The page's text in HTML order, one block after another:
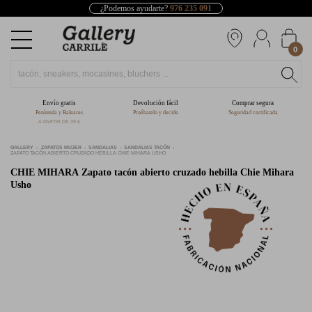
¿Podemos ayudarte? 976 235 091
0
Envío gratis
Península y Baleares
A PARTIR DE 39 €
Devolución fácil
Pruébatelo y decide
Comprar segura
Seguridad certificada
GALLERY ZAPATOS MUJER SANDALIAS
SANDALIAS TACÓN
ZAPATO TACÓN ABIERTO CRUZADO HEBILLA CHIE MIHARA USHO
CHIE MIHARA Zapato tacón abierto cruzado hebilla Chie Mihara
Usho